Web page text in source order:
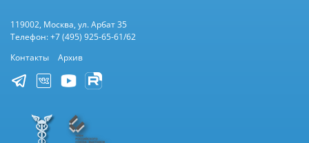
119002, Москва, ул. Арбат 35
Телефон: +7 (495) 925-65-61/62
Контакты
Архив